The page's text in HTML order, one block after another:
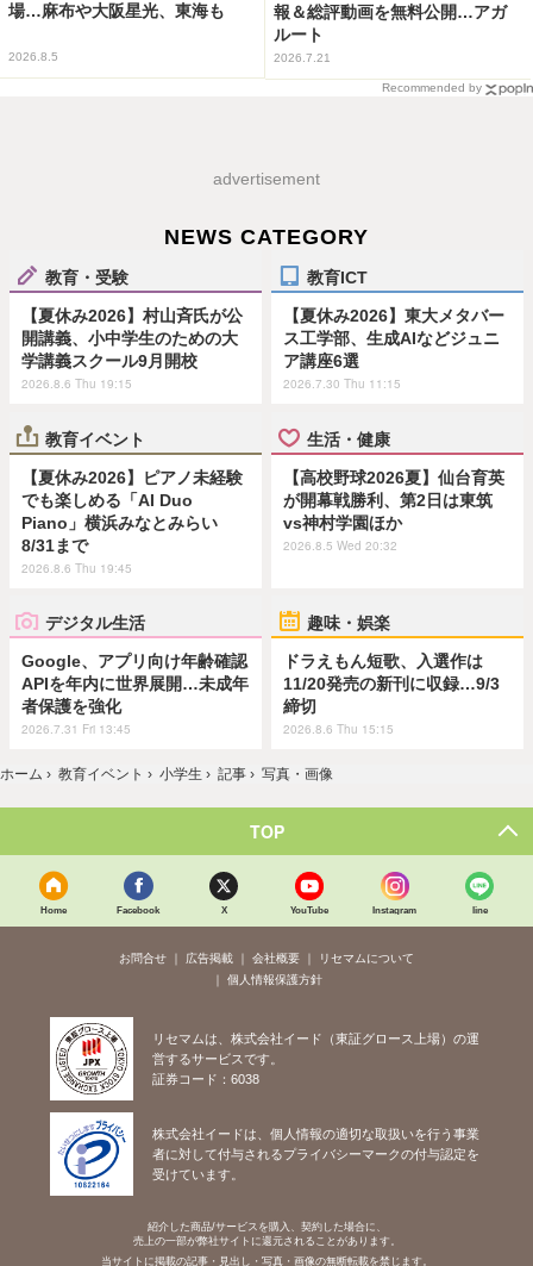
場…麻布や大阪星光、東海も
2026.8.5
報＆総評動画を無料公開…アガ
ルート
2026.7.21
Recommended by
advertisement
NEWS CATEGORY
教育・受験
【夏休み2026】村山斉氏が公
開講義、小中学生のための大
学講義スクール9月開校
2026.8.6 Thu 19:15
教育ICT
【夏休み2026】東大メタバー
ス工学部、生成AIなどジュニ
ア講座6選
2026.7.30 Thu 11:15
教育イベント
【夏休み2026】ピアノ未経験
でも楽しめる「AI Duo
Piano」横浜みなとみらい
8/31まで
2026.8.6 Thu 19:45
生活・健康
【高校野球2026夏】仙台育英
が開幕戦勝利、第2日は東筑
vs神村学園ほか
2026.8.5 Wed 20:32
デジタル生活
Google、アプリ向け年齢確認
APIを年内に世界展開…未成年
者保護を強化
2026.7.31 Fri 13:45
趣味・娯楽
ドラえもん短歌、入選作は
11/20発売の新刊に収録…9/3
締切
2026.8.6 Thu 15:15
ホーム › 教育イベント › 小学生 › 記事 › 写真・画像
TOP
Home Facebook X YouTube Instagram line
お問合せ 広告掲載 会社概要
リセマムについて
個人情報保護方針
リセマムは、株式会社イード（東証グロース上場）の運
営するサービスです。
証券コード：6038
株式会社イードは、個人情報の適切な取扱いを行う事業
者に対して付与されるプライバシーマークの付与認定を
受けています。
紹介した商品/サービスを購入、契約した場合に、
売上の一部が弊社サイトに還元されることがあります。
当サイトに掲載の記事・見出し・写真・画像の無断転載を禁じます。